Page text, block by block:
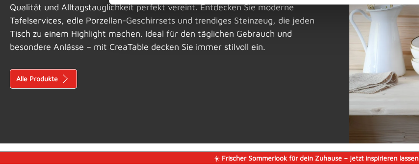
Qualität und Alltagstauglichkeit perfekt vereint. Entdecken Sie moderne
Tafelservices, edle Porzellan-Geschirrsets und trendiges Steinzeug, die jeden
Tisch zu einem Highlight machen. Ideal für den täglichen Gebrauch und
besondere Anlässe – mit CreaTable decken Sie immer stilvoll ein.
Alle Produkte
☀️ Frischer Sommerlook für dein Zuhause – jetzt inspirieren lassen